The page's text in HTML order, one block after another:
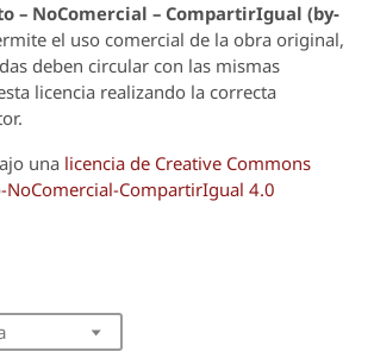
– NoComercial – CompartirIgual (by-
el uso comercial de la obra original,
deben circular con las mismas
licencia realizando la correcta
una licencia de Creative Commons
NoComercial-CompartirIgual 4.0